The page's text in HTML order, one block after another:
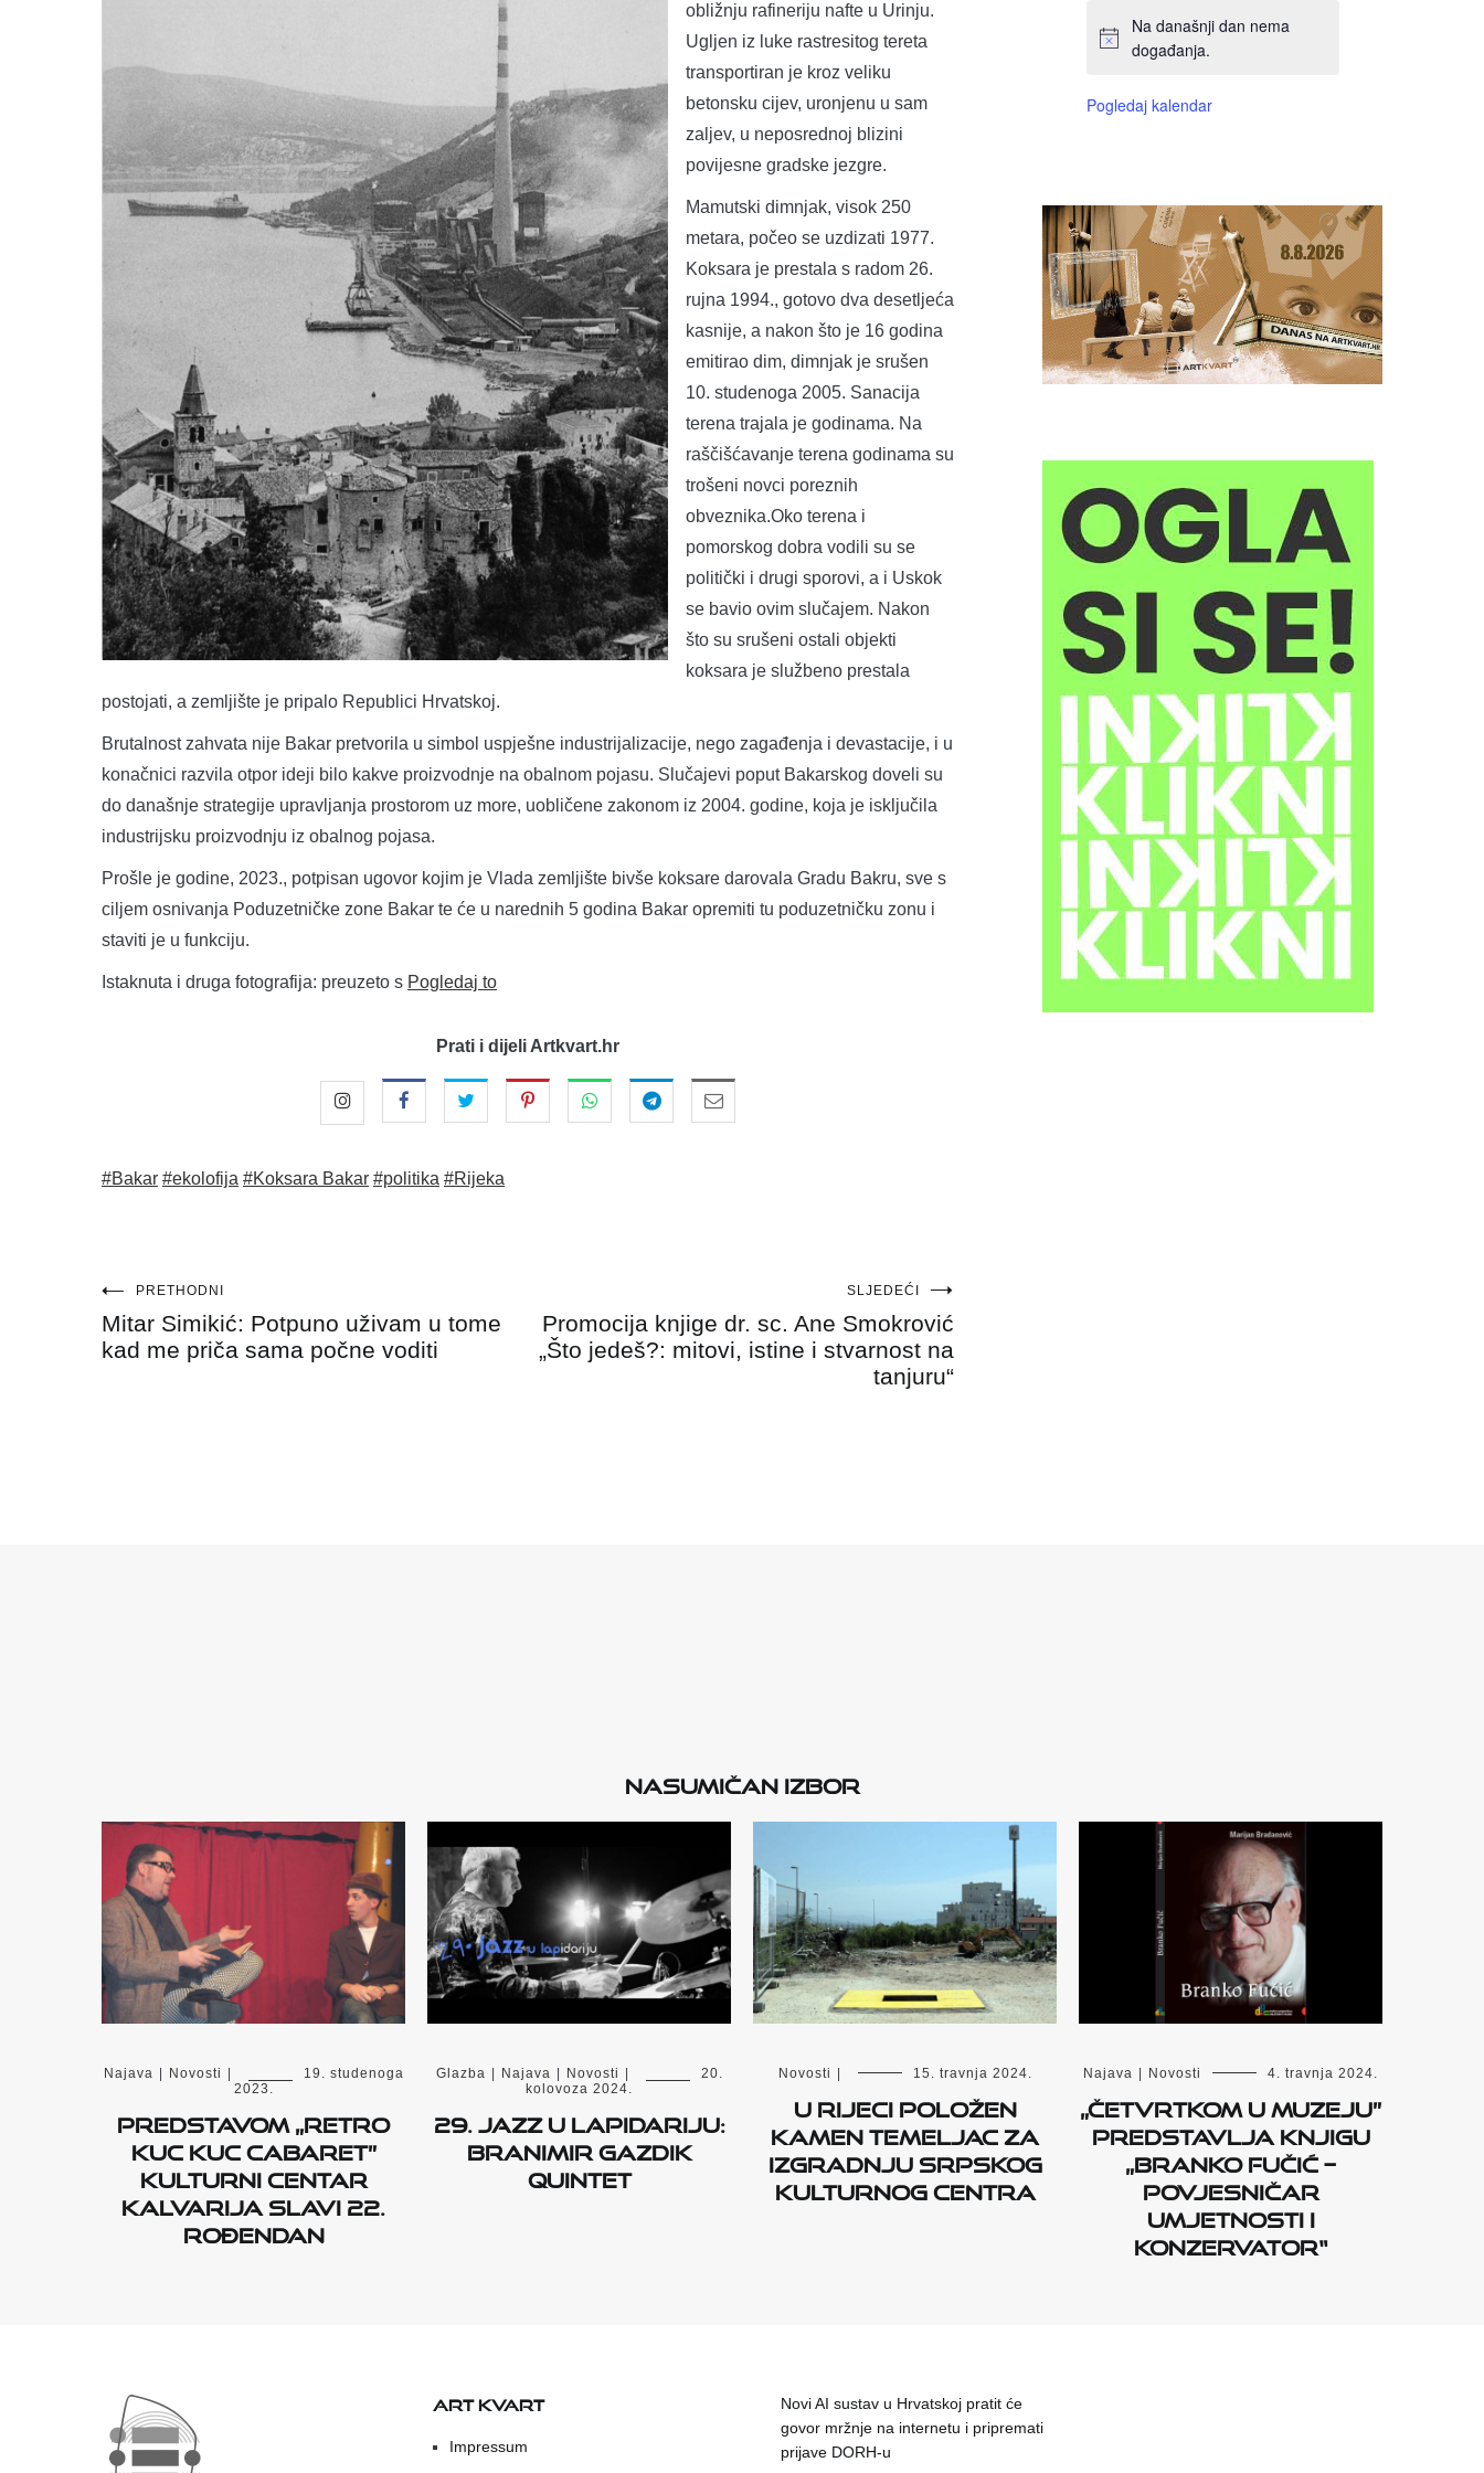
obližnju rafineriju nafte u Urinju.
Ugljen iz luke rastresitog tereta
transportiran je kroz veliku
betonsku cijev, uronjenu u sam
zaljev, u neposrednoj blizini
povijesne gradske jezgre.
Mamutski dimnjak, visok 250
metara, počeo se uzdizati 1977.
Koksara je prestala s radom 26.
rujna 1994., gotovo dva desetljeća
kasnije, a nakon što je 16 godina
emitirao dim, dimnjak je srušen
10. studenoga 2005. Sanacija
terena trajala je godinama. Na
raščišćavanje terena godinama su
trošeni novci poreznih
obveznika.Oko terena i
pomorskog dobra vodili su se
politički i drugi sporovi, a i Uskok
se bavio ovim slučajem. Nakon
što su srušeni ostali objekti
koksara je službeno prestala
postojati, a zemljište je pripalo Republici Hrvatskoj.
Brutalnost zahvata nije Bakar pretvorila u simbol uspješne industrijalizacije, nego zagađenja i devastacije, i u
konačnici razvila otpor ideji bilo kakve proizvodnje na obalnom pojasu. Slučajevi poput Bakarskog doveli su
do današnje strategije upravljanja prostorom uz more, uobličene zakonom iz 2004. godine, koja je isključila
industrijsku proizvodnju iz obalnog pojasa.
Prošle je godine, 2023., potpisan ugovor kojim je Vlada zemljište bivše koksare darovala Gradu Bakru, sve s
ciljem osnivanja Poduzetničke zone Bakar te će u narednih 5 godina Bakar opremiti tu poduzetničku zonu i
staviti je u funkciju.
Istaknuta i druga fotografija: preuzeto s Pogledaj to
Prati i dijeli Artkvart.hr
#Bakar #ekolofija #Koksara Bakar #politika #Rijeka
Navigacija
objava
PRETHODNI
Mitar Simikić: Potpuno uživam u tome
kad me priča sama počne voditi
SLJEDEĆI
Promocija knjige dr. sc. Ane Smokrović
„Što jedeš?: mitovi, istine i stvarnost na
tanjuru“
Na današnji dan nema
događanja.
Pogledaj kalendar
Nasumičan izbor
Najava Novosti
19. studenoga
2023.
Predstavom „Retro
Kuc Kuc Cabaret”
Kulturni centar
Kalvarija slavi 22.
rođendan
Glazba Najava Novosti
20.
kolovoza 2024.
29. JAZZ U LAPIDARIJU:
BRANIMIR GAZDIK
QUINTET
Novosti 15. travnja 2024.
U Rijeci položen
kamen temeljac za
izgradnju Srpskog
kulturnog centra
Najava Novosti 4. travnja 2024.
„Četvrtkom u muzeju”
predstavlja knjigu
„Branko Fučić –
povjesničar
umjetnosti i
konzervator“
ART KVART
Impressum
Novi AI sustav u Hrvatskoj pratit će
govor mržnje na internetu i pripremati
prijave DORH-u